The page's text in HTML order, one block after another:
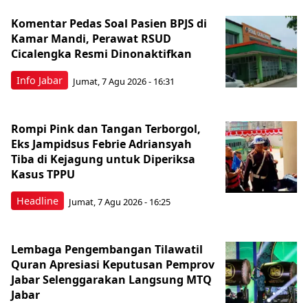
Info Jabar
Komentar Pedas Soal Pasien BPJS di
Kamar Mandi, Perawat RSUD
Cicalengka Resmi Dinonaktifkan
Jumat, 7 Agu 2026 - 16:31
Headline
Rompi Pink dan Tangan Terborgol,
Eks Jampidsus Febrie Adriansyah
Tiba di Kejagung untuk Diperiksa
Kasus TPPU
Jumat, 7 Agu 2026 - 16:25
Lembaga Pengembangan Tilawatil
Quran Apresiasi Keputusan Pemprov
Jabar Selenggarakan Langsung MTQ
Jabar